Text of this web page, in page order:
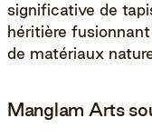
significative de
héritière
de matériaux
Manglam Arts